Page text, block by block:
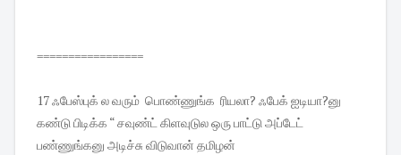
=================
17 ஃபேஸ்புக் ல வரும் பொண்ணுங்க ரியலா? ஃபேக் ஐடியா?னு
கண்டு பிடிக்க “ சவுண்ட் கிளவுடுல ஒரு பாட்டு அப்டேட்
பண்ணுங்கனு அடிச்சு விடுவான் தமிழன்